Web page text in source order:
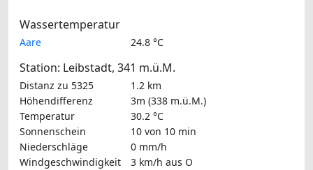
Wassertemperatur
Aare 24.8 °C
Station: Leibstadt, 341 m.ü.M.
Distanz zu 5325
1.2 km
Höhendifferenz
3m (338 m.ü.M.)
Temperatur
30.2 °C
Sonnenschein
10 von 10 min
Niederschläge
0 mm/h
Windgeschwindigkeit
3 km/h aus O